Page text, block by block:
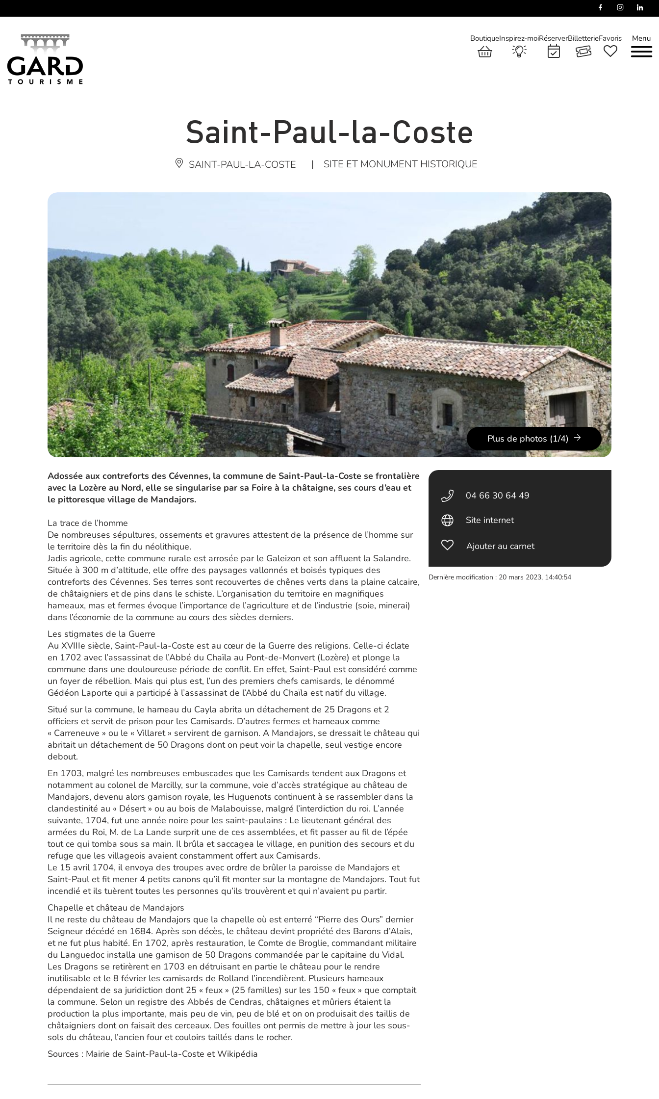
Menu
BoutiqueInspirez-moiRéserverBilletterieFavoris
Saint-Paul-la-Coste
SAINT-PAUL-LA-COSTE | SITE ET MONUMENT HISTORIQUE
Plus de photos (1/4)
Adossée aux contreforts des Cévennes, la commune de Saint-Paul-la-Coste se frontalière
avec la Lozère au Nord, elle se singularise par sa Foire à la châtaigne, ses cours d’eau et
le pittoresque village de Mandajors.
La trace de l’homme
De nombreuses sépultures, ossements et gravures attestent de la présence de l’homme sur
le territoire dès la fin du néolithique.
Jadis agricole, cette commune rurale est arrosée par le Galeizon et son affluent la Salandre.
Située à 300 m d’altitude, elle offre des paysages vallonnés et boisés typiques des
contreforts des Cévennes. Ses terres sont recouvertes de chênes verts dans la plaine calcaire,
de châtaigniers et de pins dans le schiste. L’organisation du territoire en magnifiques
hameaux, mas et fermes évoque l’importance de l’agriculture et de l’industrie (soie, minerai)
dans l’économie de la commune au cours des siècles derniers.
Les stigmates de la Guerre
Au XVIIIe siècle, Saint-Paul-la-Coste est au cœur de la Guerre des religions. Celle-ci éclate
en 1702 avec l’assassinat de l’Abbé du Chaïla au Pont-de-Monvert (Lozère) et plonge la
commune dans une douloureuse période de conflit. En effet, Saint-Paul est considéré comme
un foyer de rébellion. Mais qui plus est, l’un des premiers chefs camisards, le dénommé
Gédéon Laporte qui a participé à l’assassinat de l’Abbé du Chaïla est natif du village.
Situé sur la commune, le hameau du Cayla abrita un détachement de 25 Dragons et 2
officiers et servit de prison pour les Camisards. D’autres fermes et hameaux comme
« Carreneuve » ou le « Villaret » servirent de garnison. A Mandajors, se dressait le château qui
abritait un détachement de 50 Dragons dont on peut voir la chapelle, seul vestige encore
debout.
En 1703, malgré les nombreuses embuscades que les Camisards tendent aux Dragons et
notamment au colonel de Marcilly, sur la commune, voie d’accès stratégique au château de
Mandajors, devenu alors garnison royale, les Huguenots continuent à se rassembler dans la
clandestinité au « Désert » ou au bois de Malabouisse, malgré l’interdiction du roi. L’année
suivante, 1704, fut une année noire pour les saint-paulains : Le lieutenant général des
armées du Roi, M. de La Lande surprit une de ces assemblées, et fit passer au fil de l’épée
tout ce qui tomba sous sa main. Il brûla et saccagea le village, en punition des secours et du
refuge que les villageois avaient constamment offert aux Camisards.
Le 15 avril 1704, il envoya des troupes avec ordre de brûler la paroisse de Mandajors et
Saint-Paul et fit mener 4 petits canons qu’il fit monter sur la montagne de Mandajors. Tout fut
incendié et ils tuèrent toutes les personnes qu’ils trouvèrent et qui n’avaient pu partir.
Chapelle et château de Mandajors
Il ne reste du château de Mandajors que la chapelle où est enterré “Pierre des Ours” dernier
Seigneur décédé en 1684. Après son décès, le château devint propriété des Barons d’Alais,
et ne fut plus habité. En 1702, après restauration, le Comte de Broglie, commandant militaire
du Languedoc installa une garnison de 50 Dragons commandée par le capitaine du Vidal.
Les Dragons se retirèrent en 1703 en détruisant en partie le château pour le rendre
inutilisable et le 8 février les camisards de Rolland l’incendièrent. Plusieurs hameaux
dépendaient de sa juridiction dont 25 « feux » (25 familles) sur les 150 « feux » que comptait
la commune. Selon un registre des Abbés de Cendras, châtaignes et mûriers étaient la
production la plus importante, mais peu de vin, peu de blé et on on produisait des taillis de
châtaigniers dont on faisait des cerceaux. Des fouilles ont permis de mettre à jour les sous-
sols du château, l’ancien four et couloirs taillés dans le rocher.
Sources : Mairie de Saint-Paul-la-Coste et Wikipédia
04 66 30 64 49
Site internet
Ajouter au carnet
Dernière modification : 20 mars 2023, 14:40:54